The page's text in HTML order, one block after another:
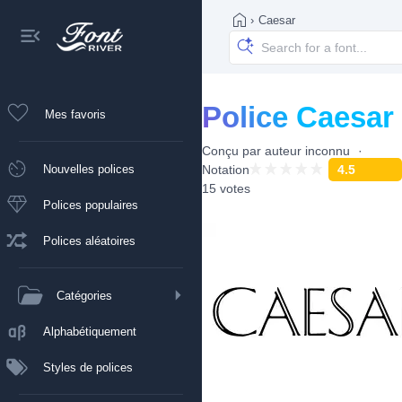
Mes favoris
Nouvelles polices
Polices populaires
Polices aléatoires
Catégories
Alphabétiquement
Styles de polices
› Caesar
Police Caesar
Conçu par auteur inconnu
Notation
4.5
15 votes